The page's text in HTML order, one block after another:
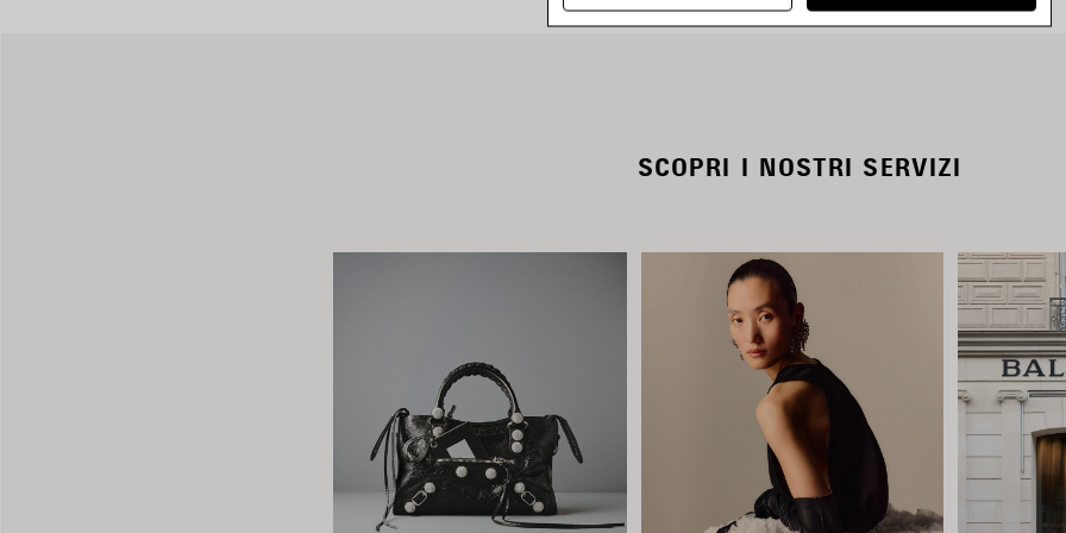
SCOPRI I NOSTRI SERVIZI